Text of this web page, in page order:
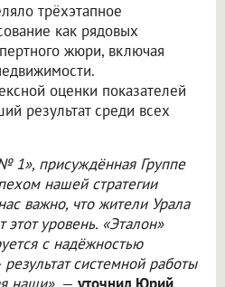
трёхэтапное
как рядовых
жюри, включая
оценки показателей
результат среди всех
1», присуждённая Группе
нашей стратегии
важно, что жители Урала
уровень. «Эталон»
с надёжностью
системной работы